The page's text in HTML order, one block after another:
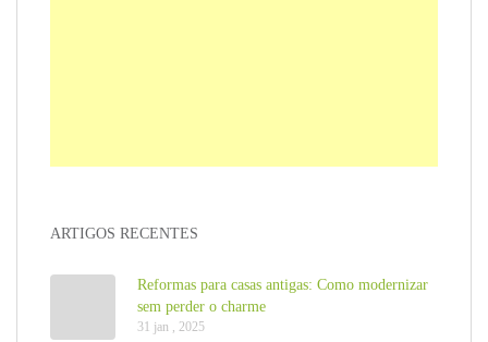
ARTIGOS RECENTES
Reformas para casas antigas: Como modernizar
sem perder o charme
31 jan , 2025